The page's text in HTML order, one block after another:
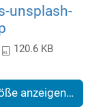
unsplash-
120.6 KB
anzeigen…